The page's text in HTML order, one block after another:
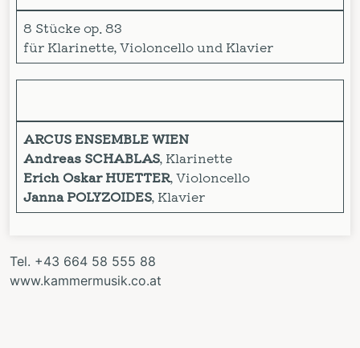
8 Stücke op. 83
für Klarinette, Violoncello und Klavier
ARCUS ENSEMBLE WIEN
Andreas SCHABLAS, Klarinette
Erich Oskar HUETTER, Violoncello
Janna POLYZOIDES, Klavier
Tel. +43 664 58 555 88
www.kammermusik.co.at